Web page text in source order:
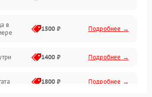
в
1500 ₽ Подробнее →
1400 ₽ Подробнее →
1800 ₽ Подробнее →